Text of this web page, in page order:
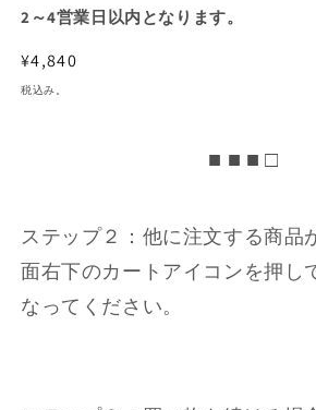
2～4営業日以内となります。
通
常
¥4,840
税込み。
■ ■ ■ □
ステップ２：他に注文する商品
面右下のカートアイコンを押し
なってください。